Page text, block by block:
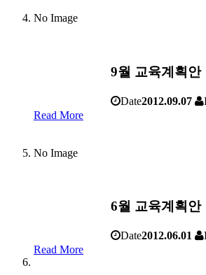
No Image
9월 교육계획안
Date2012.09.07
Read More
No Image
6월 교육계획안
Date2012.06.01
Read More